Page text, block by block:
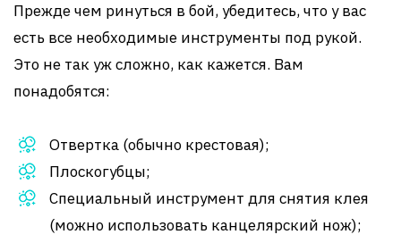
Прежде чем ринуться в бой, убедитесь, что у вас
есть все необходимые инструменты под рукой.
Это не так уж сложно, как кажется. Вам
понадобятся:
Отвертка (обычно крестовая);
Плоскогубцы;
Специальный инструмент для снятия клея
(можно использовать канцелярский нож);